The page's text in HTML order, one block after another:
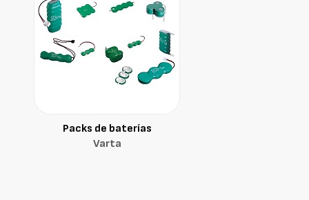
Packs de baterías
Varta